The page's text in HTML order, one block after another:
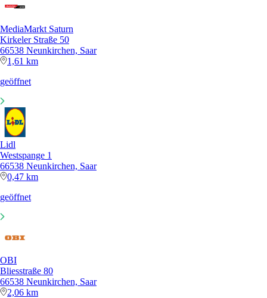
MediaMarkt Saturn
Kirkeler Straße 50
66538 Neunkirchen, Saar
1,61 km
geöffnet
Lidl
Westspange 1
66538 Neunkirchen, Saar
0,47 km
geöffnet
OBI
Bliesstraße 80
66538 Neunkirchen, Saar
2,06 km